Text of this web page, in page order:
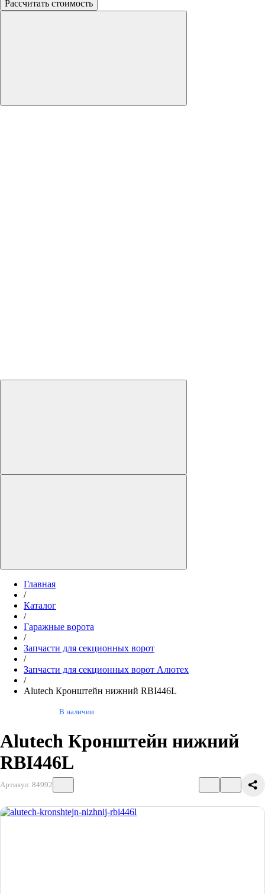
Рассчитать стоимость
Главная
/
Каталог
/
Гаражные ворота
/
Запчасти для секционных ворот
/
Запчасти для секционных ворот Алютех
/
Alutech Кронштейн нижний RBI446L
Alutech Кронштейн нижний
RBI446L
В наличии
Артикул: 84992